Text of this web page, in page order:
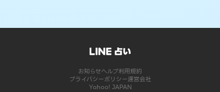
お知らせヘルプ利用規約
プライバシーポリシー運営会社
Yahoo! JAPAN